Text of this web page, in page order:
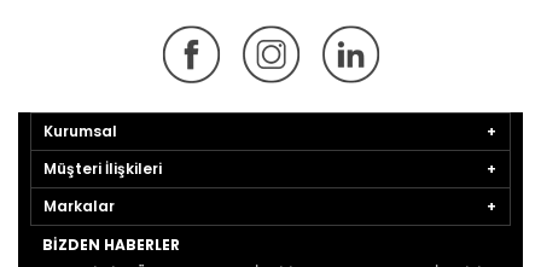
Kurumsal
Müşteri İlişkileri
Markalar
BIZDEN HABERLER